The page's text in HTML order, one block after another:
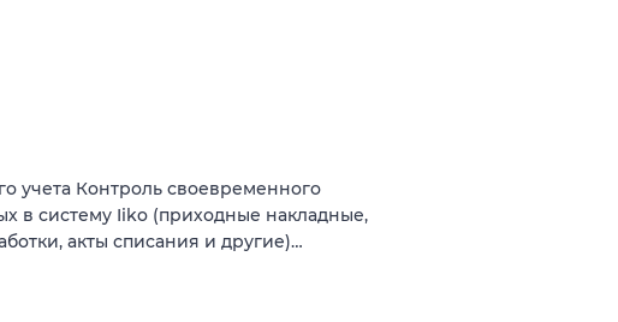
учета Контроль своевременного
в систему Iiko (приходные накладные,
акты списания и другие)…